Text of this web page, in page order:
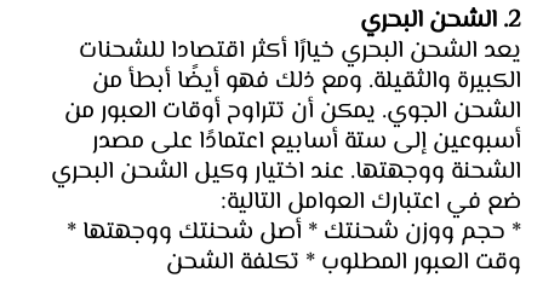
2. الشحن البحري
يعد الشحن البحري خيارًا أكثر اقتصادا للشحنات
الكبيرة والثقيلة. ومع ذلك فهو أيضًا أبطأ من
الشحن الجوي. يمكن أن تتراوح أوقات العبور من
أسبوعين إلى ستة أسابيع اعتمادًا على مصدر
الشحنة ووجهتها. عند اختيار وكيل الشحن البحري
ضع في اعتبارك العوامل التالية:
* حجم ووزن شحنتك * أصل شحنتك ووجهتها *
وقت العبور المطلوب * تكلفة الشحن